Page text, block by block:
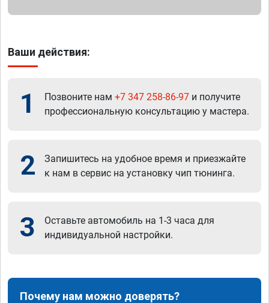
Ваши действия:
1 Позвоните нам +7 347 258-86-97 и получите
профессиональную консультацию у мастера.
2
Запишитесь на удобное время и приезжайте
к нам в сервис на установку чип тюнинга.
3
Оставьте автомобиль на 1-3 часа для
индивидуальной настройки.
Почему нам можно доверять?